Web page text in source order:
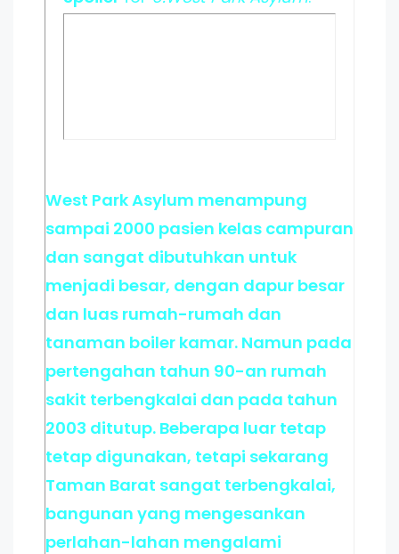
West Park Asylum menampung
sampai 2000 pasien kelas campuran
dan sangat dibutuhkan untuk
menjadi besar, dengan dapur besar
dan luas rumah-rumah dan
tanaman boiler kamar. Namun pada
pertengahan tahun 90-an rumah
sakit terbengkalai dan pada tahun
2003 ditutup. Beberapa luar tetap
tetap digunakan, tetapi sekarang
Taman Barat sangat terbengkalai,
bangunan yang mengesankan
perlahan-lahan mengalami